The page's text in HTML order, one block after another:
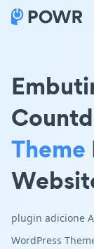
Theme
plugin adicione
WordPress